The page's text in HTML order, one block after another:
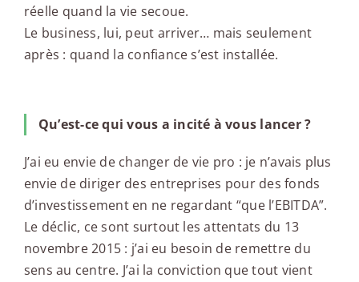
réelle quand la vie secoue.
Le business, lui, peut arriver… mais seulement
après : quand la confiance s’est installée.
Qu’est-ce qui vous a incité à vous lancer ?
J’ai eu envie de changer de vie pro : je n’avais plus
envie de diriger des entreprises pour des fonds
d’investissement en ne regardant “que l’EBITDA”.
Le déclic, ce sont surtout les attentats du 13
novembre 2015 : j’ai eu besoin de remettre du
sens au centre. J’ai la conviction que tout vient